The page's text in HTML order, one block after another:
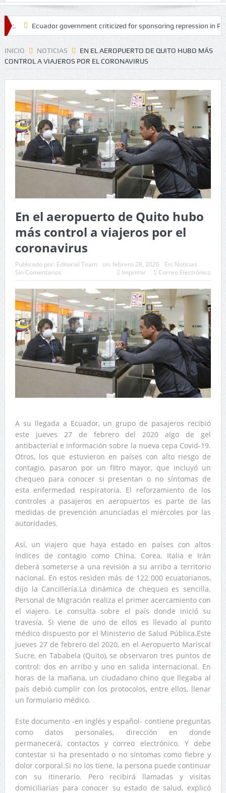
Ecuador government criticized for sponsoring repression in Peru.
INICIO NOTICIAS
EN EL AEROPUERTO DE QUITO HUBO MÁS
CONTROL A VIAJEROS POR EL CORONAVIRUS
En el aeropuerto de Quito hubo
más control a viajeros por el
coronavirus
Publicado por: Editorial Team on: febrero 28, 2020 En: Noticias
Sin Comentarios
Imprimir Correo Electrónico
A su llegada a Ecuador, un grupo de pasajeros recibió
este jueves 27 de febrero del 2020 algo de gel
antibacterial e información sobre la nueva cepa Covid-19.
Otros, los que estuvieron en países con alto riesgo de
contagio, pasaron por un filtro mayor, que incluyó un
chequeo para conocer si presentan o no síntomas de
esta enfermedad respiratoria. El reforzamiento de los
controles a pasajeros en aeropuertos es parte de las
medidas de prevención anunciadas el miércoles por las
autoridades.
Así, un viajero que haya estado en países con altos
índices de contagio como China, Corea, Italia e Irán
deberá someterse a una revisión a su arribo a territorio
nacional. En estos residen más de 122 000 ecuatorianos,
dijo la Cancillería.La dinámica de chequeo es sencilla.
Personal de Migración realiza el primer acercamiento con
el viajero. Le consulta sobre el país donde inició su
travesía. Si viene de uno de ellos es llevado al punto
médico dispuesto por el Ministerio de Salud Pública.Este
jueves 27 de febrero del 2020, en el Aeropuerto Mariscal
Sucre, en Tababela (Quito), se observaron tres puntos de
control: dos en arribo y uno en salida internacional. En
horas de la mañana, un ciudadano chino que llegaba al
país debió cumplir con los protocolos, entre ellos, llenar
un formulario médico.
Este documento -en inglés y español- contiene preguntas
como datos personales, dirección en donde
permanecerá, contactos y correo electrónico. Y debe
contestar si ha presentado o no síntomas como fiebre y
dolor corporal.Si no los tiene, la persona puede continuar
con su itinerario. Pero recibirá llamadas y visitas
domiciliarias para conocer su estado de salud, explicó